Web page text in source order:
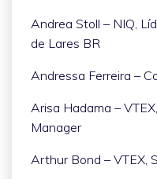
Andrea Stoll – NIQ,
de Lares BR
Andressa Ferreira –
Arisa Hadama –
Manager
Arthur Bond – VTEX,